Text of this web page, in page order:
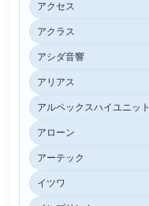
アクセス
アクラス
アシダ音響
アリアス
アルペックスハイユニット
アローン
アーテック
イツワ